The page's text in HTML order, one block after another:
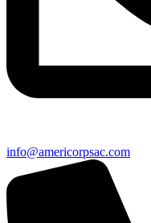
info@americorpsac.com